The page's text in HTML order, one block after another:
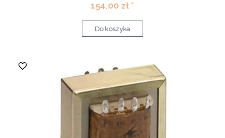
154,00 zł *
Do koszyka